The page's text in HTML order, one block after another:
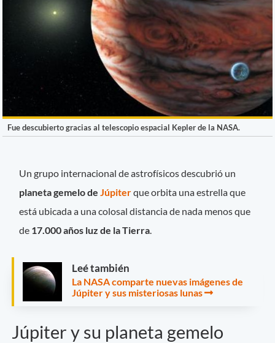
Fue descubierto gracias al telescopio espacial Kepler de la NASA.
Un grupo internacional de astrofísicos descubrió un
planeta gemelo de Júpiterque orbita una estrella que
está ubicada a una colosal distancia de nada menos que
de 17.000 años luz de la Tierra
Leé también
La NASA comparte nuevas imágenes de
Júpiter y sus misteriosas lunas
Júpiter y su planeta gemelo